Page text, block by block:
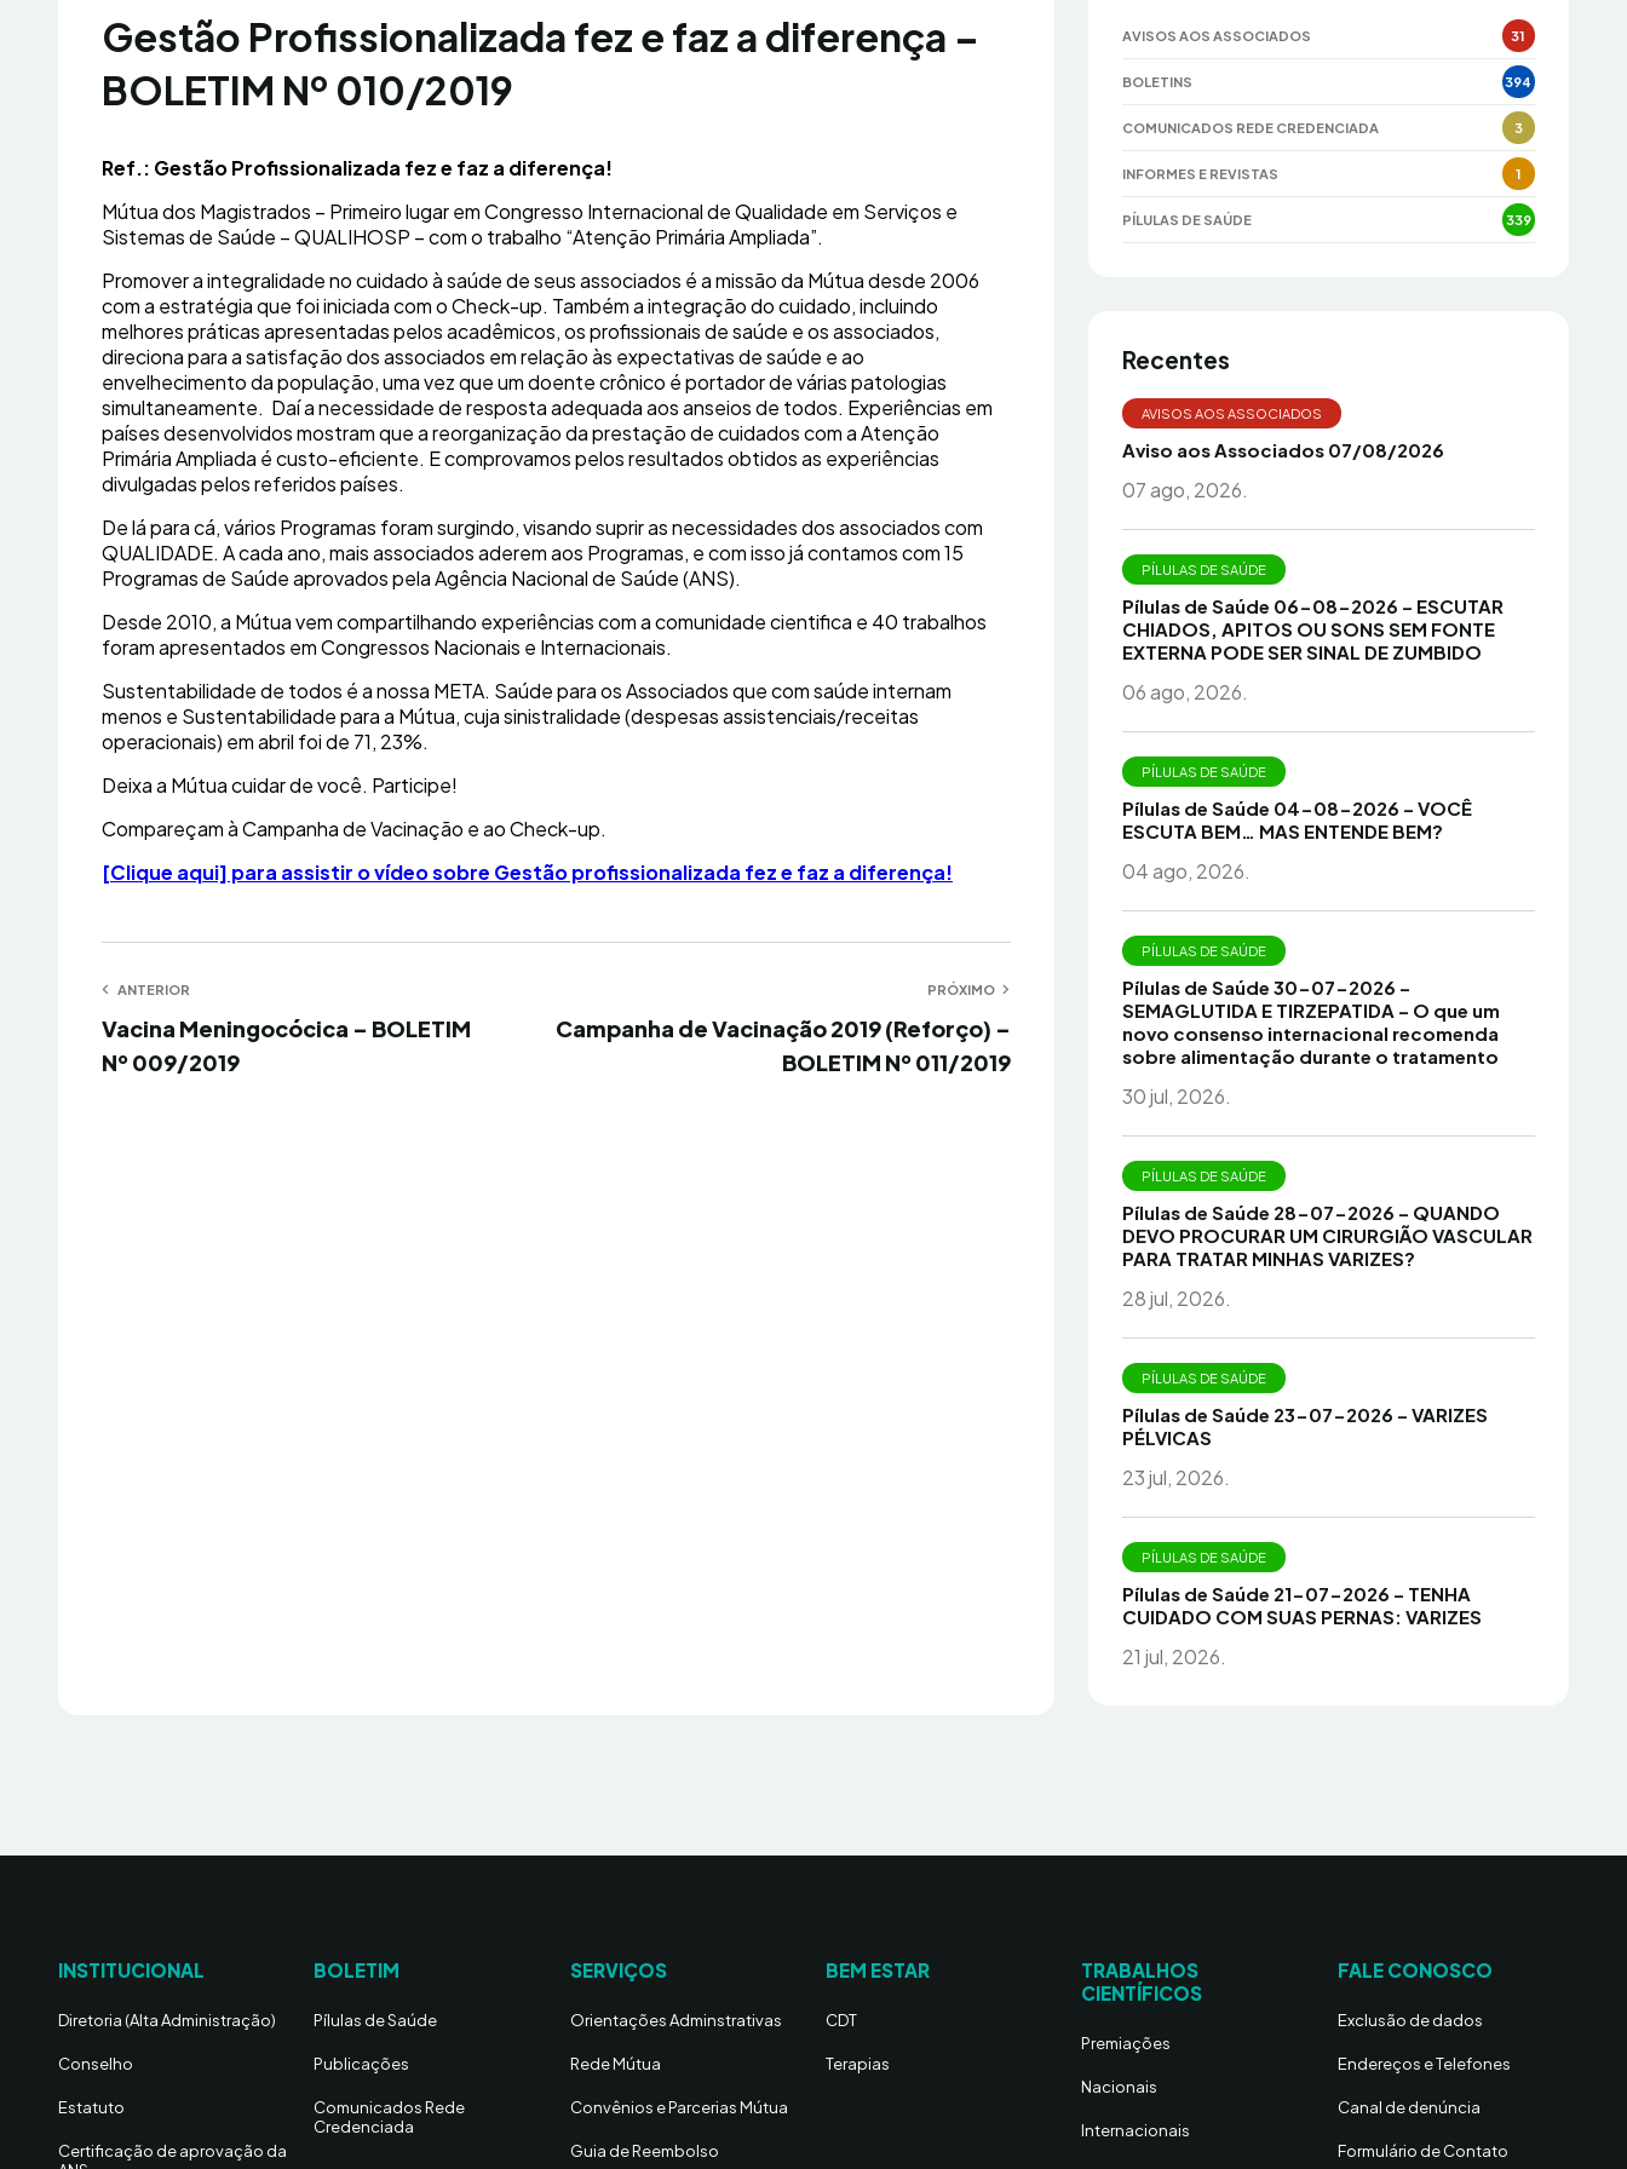
Gestão Profissionalizada fez e faz a diferença –
BOLETIM Nº 010/2019
Ref.: Gestão Profissionalizada fez e faz a diferença!
Mútua dos Magistrados – Primeiro lugar em Congresso Internacional de Qualidade em Serviços e
Sistemas de Saúde – QUALIHOSP – com o trabalho “Atenção Primária Ampliada”.
Promover a integralidade no cuidado à saúde de seus associados é a missão da Mútua desde 2006
com a estratégia que foi iniciada com o Check-up. Também a integração do cuidado, incluindo
melhores práticas apresentadas pelos acadêmicos, os profissionais de saúde e os associados,
direciona para a satisfação dos associados em relação às expectativas de saúde e ao
envelhecimento da população, uma vez que um doente crônico é portador de várias patologias
simultaneamente. Daí a necessidade de resposta adequada aos anseios de todos. Experiências em
países desenvolvidos mostram que a reorganização da prestação de cuidados com a Atenção
Primária Ampliada é custo-eficiente. E comprovamos pelos resultados obtidos as experiências
divulgadas pelos referidos países.
De lá para cá, vários Programas foram surgindo, visando suprir as necessidades dos associados com
QUALIDADE. A cada ano, mais associados aderem aos Programas, e com isso já contamos com 15
Programas de Saúde aprovados pela Agência Nacional de Saúde (ANS).
Desde 2010, a Mútua vem compartilhando experiências com a comunidade cientifica e 40 trabalhos
foram apresentados em Congressos Nacionais e Internacionais.
Sustentabilidade de todos é a nossa META. Saúde para os Associados que com saúde internam
menos e Sustentabilidade para a Mútua, cuja sinistralidade (despesas assistenciais/receitas
operacionais) em abril foi de 71, 23%.
Deixa a Mútua cuidar de você. Participe!
Compareçam à Campanha de Vacinação e ao Check-up.
[Clique aqui] para assistir o vídeo sobre Gestão profissionalizada fez e faz a diferença!
Navegação
de
Post
ANTERIOR
Anterior
Vacina Meningocócica – BOLETIM
Nº 009/2019
PRÓXIMO
PróximoCampanha de Vacinação 2019 (Reforço) –
BOLETIM Nº 011/2019
AVISOS AOS ASSOCIADOS 31
BOLETINS 394
COMUNICADOS REDE CREDENCIADA 3
INFORMES E REVISTAS 1
PÍLULAS DE SAÚDE 339
Recentes
AVISOS AOS ASSOCIADOS
Aviso aos Associados 07/08/2026
07 ago, 2026.
PÍLULAS DE SAÚDE
Pílulas de Saúde 06-08-2026 – ESCUTAR
CHIADOS, APITOS OU SONS SEM FONTE
EXTERNA PODE SER SINAL DE ZUMBIDO
06 ago, 2026.
PÍLULAS DE SAÚDE
Pílulas de Saúde 04-08-2026 – VOCÊ
ESCUTA BEM… MAS ENTENDE BEM?
04 ago, 2026.
PÍLULAS DE SAÚDE
Pílulas de Saúde 30-07-2026 –
SEMAGLUTIDA E TIRZEPATIDA – O que um
novo consenso internacional recomenda
sobre alimentação durante o tratamento
30 jul, 2026.
PÍLULAS DE SAÚDE
Pílulas de Saúde 28-07-2026 – QUANDO
DEVO PROCURAR UM CIRURGIÃO VASCULAR
PARA TRATAR MINHAS VARIZES?
28 jul, 2026.
PÍLULAS DE SAÚDE
Pílulas de Saúde 23-07-2026 – VARIZES
PÉLVICAS
23 jul, 2026.
PÍLULAS DE SAÚDE
Pílulas de Saúde 21-07-2026 – TENHA
CUIDADO COM SUAS PERNAS: VARIZES
21 jul, 2026.
INSTITUCIONAL
Diretoria (Alta Administração)
Conselho
Estatuto
Certificação de aprovação da
BOLETIM
Pílulas de Saúde
Publicações
Comunicados Rede
Credenciada
SERVIÇOS
Orientações Adminstrativas
Rede Mútua
Convênios e Parcerias Mútua
Guia de Reembolso
BEM ESTAR
CDT
Terapias
TRABALHOS
CIENTÍFICOS
Premiações
Nacionais
Internacionais
FALE CONOSCO
Exclusão de dados
Endereços e Telefones
Canal de denúncia
Formulário de Contato